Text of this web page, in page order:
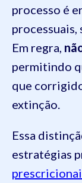
processo é
Em regra,
permitindo
que
extinção.
Essa
estratégias